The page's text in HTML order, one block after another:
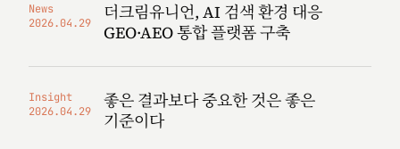
News
2026.04.29
더크림유니언, AI 검색 환경 대응
GEO·AEO 통합 플랫폼 구축
Insight
2026.04.29
좋은 결과보다 중요한 것은 좋은
기준이다